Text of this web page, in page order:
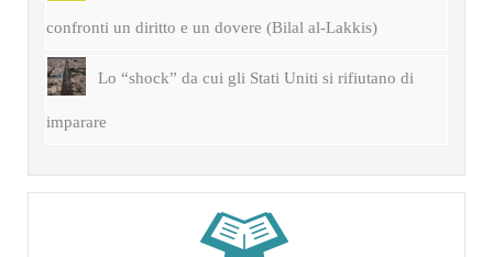
confronti un diritto e un dovere (Bilal al-Lakkis)
Lo “shock” da cui gli Stati Uniti si rifiutano di
imparare